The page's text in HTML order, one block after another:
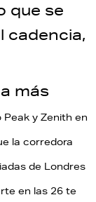
que se
cadencia,
más
y Zenith en
la corredora
de Londres
en las 26 te